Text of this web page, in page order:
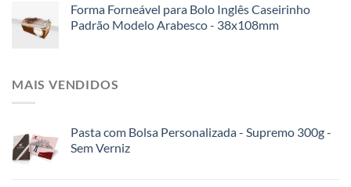
Forma Forneável para Bolo Inglês Caseirinho
Padrão Modelo Arabesco - 38x108mm
MAIS VENDIDOS
Pasta com Bolsa Personalizada - Supremo 300g -
Sem Verniz